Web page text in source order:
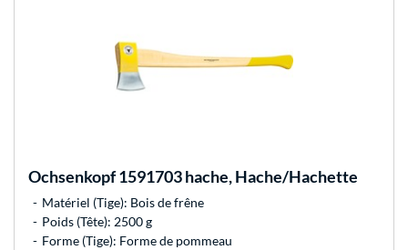
Ochsenkopf1591703 hache, Hache/Hachette
Matériel (Tige): Bois de frêne
Poids (Tête): 2500 g
Forme (Tige): Forme de pommeau